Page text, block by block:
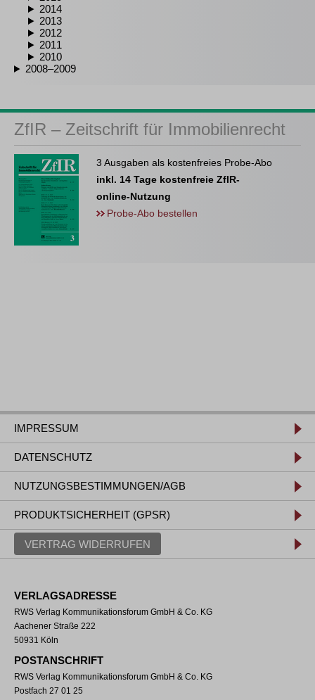
2014
2013
2012
2011
2010
2008–2009
ZfIR – Zeitschrift für Immobilienrecht
3 Ausgaben als kostenfreies Probe-Abo
inkl. 14 Tage kostenfreie ZfIR-
online-Nutzung
Probe-Abo bestellen
IMPRESSUM
DATENSCHUTZ
NUTZUNGSBESTIMMUNGEN/AGB
PRODUKTSICHERHEIT (GPSR)
VERTRAG WIDERRUFEN
VERLAGSADRESSE
RWS Verlag Kommunikationsforum GmbH & Co. KG
Aachener Straße 222
50931 Köln
POSTANSCHRIFT
RWS Verlag Kommunikationsforum GmbH & Co. KG
Postfach 27 01 25